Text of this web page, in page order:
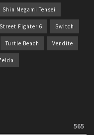
Shin Megami Tensei
Street Fighter 6 Switch
Turtle Beach Vendite
565